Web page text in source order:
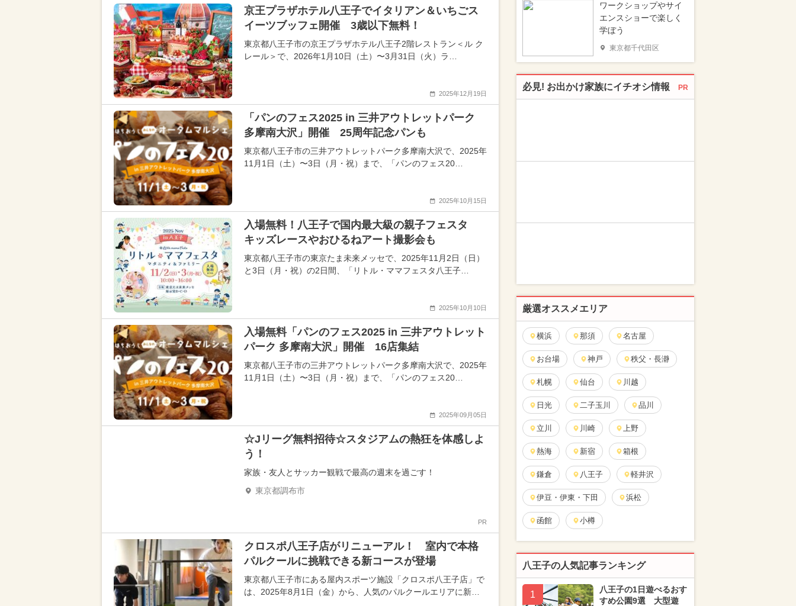
京王プラザホテル八王子でイタリアン＆いちごス
イーツブッフェ開催 3歳以下無料！
東京都八王子市の京王プラザホテル八王子2階レストラン＜ル ク
レール＞で、2026年1月10日（土）〜3月31日（火）ラ…
2025年12月19日
「パンのフェス2025 in 三井アウトレットパーク
多摩南大沢」開催 25周年記念パンも
東京都八王子市の三井アウトレットパーク多摩南大沢で、2025年
11月1日（土）〜3日（月・祝）まで、「パンのフェス20…
2025年10月15日
入場無料！八王子で国内最大級の親子フェスタ
キッズレースやおひるねアート撮影会も
東京都八王子市の東京たま未来メッセで、2025年11月2日（日）
と3日（月・祝）の2日間、「リトル・ママフェスタ八王子…
2025年10月10日
入場無料「パンのフェス2025 in 三井アウトレット
パーク 多摩南大沢」開催 16店集結
東京都八王子市の三井アウトレットパーク多摩南大沢で、2025年
11月1日（土）〜3日（月・祝）まで、「パンのフェス20…
2025年09月05日
☆Jリーグ無料招待☆スタジアムの熱狂を体感しよ
う！
家族・友人とサッカー観戦で最高の週末を過ごす！
東京都調布市
PR
クロスポ八王子店がリニューアル！ 室内で本格
パルクールに挑戦できる新コースが登場
東京都八王子市にある屋内スポーツ施設「クロスポ八王子店」で
は、2025年8月1日（金）から、人気のパルクールエリアに新…
ワークショップやサイ
エンスショーで楽しく
学ぼう
東京都千代田区
必見! お出かけ家族にイチオシ情報 PR
厳選オススメエリア
横浜 那須 名古屋
お台場 神戸 秩父・長瀞
札幌 仙台 川越
日光 二子玉川 品川
立川 川崎 上野
熱海 新宿 箱根
鎌倉 八王子 軽井沢
伊豆・伊東・下田 浜松
函館 小樽
八王子の人気記事ランキング
1
八王子の1日遊べるおす
すめ公園9選 大型遊